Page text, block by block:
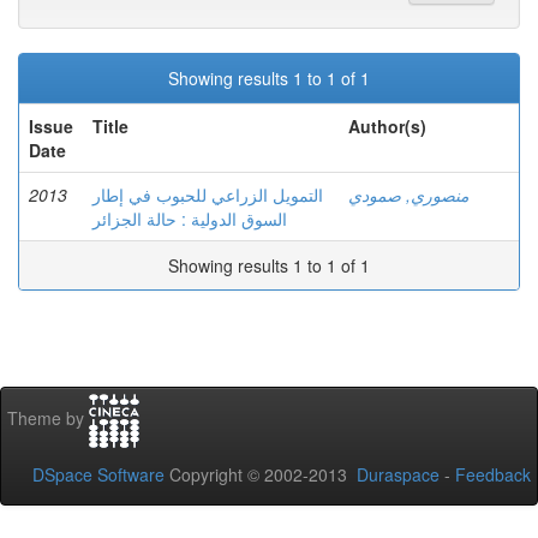
Showing results 1 to 1 of 1
Issue
Date
Title Author(s)
2013
التمويل الزراعي للحبوب في إطار
السوق الدولية : حالة الجزائر
منصوري, صمودي
Showing results 1 to 1 of 1
Theme by
DSpace Software Copyright © 2002-2013 Duraspace - Feedback